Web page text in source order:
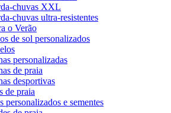
chuvas XXL
chuvas ultra-resistentes
o Verão
de sol personalizados
personalizadas
de praia
desportivas
de praia
personalizados e sementes